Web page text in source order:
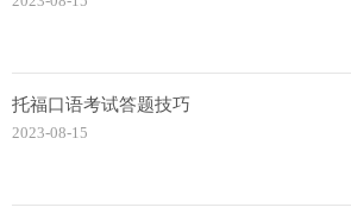
托福口语考试答题技巧
2023-08-15